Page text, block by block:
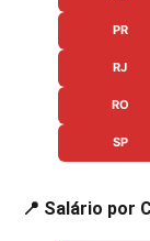
PR
RJ
RO
SP
📍 Salário por